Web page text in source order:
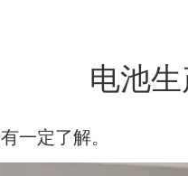
电池
一定了解。